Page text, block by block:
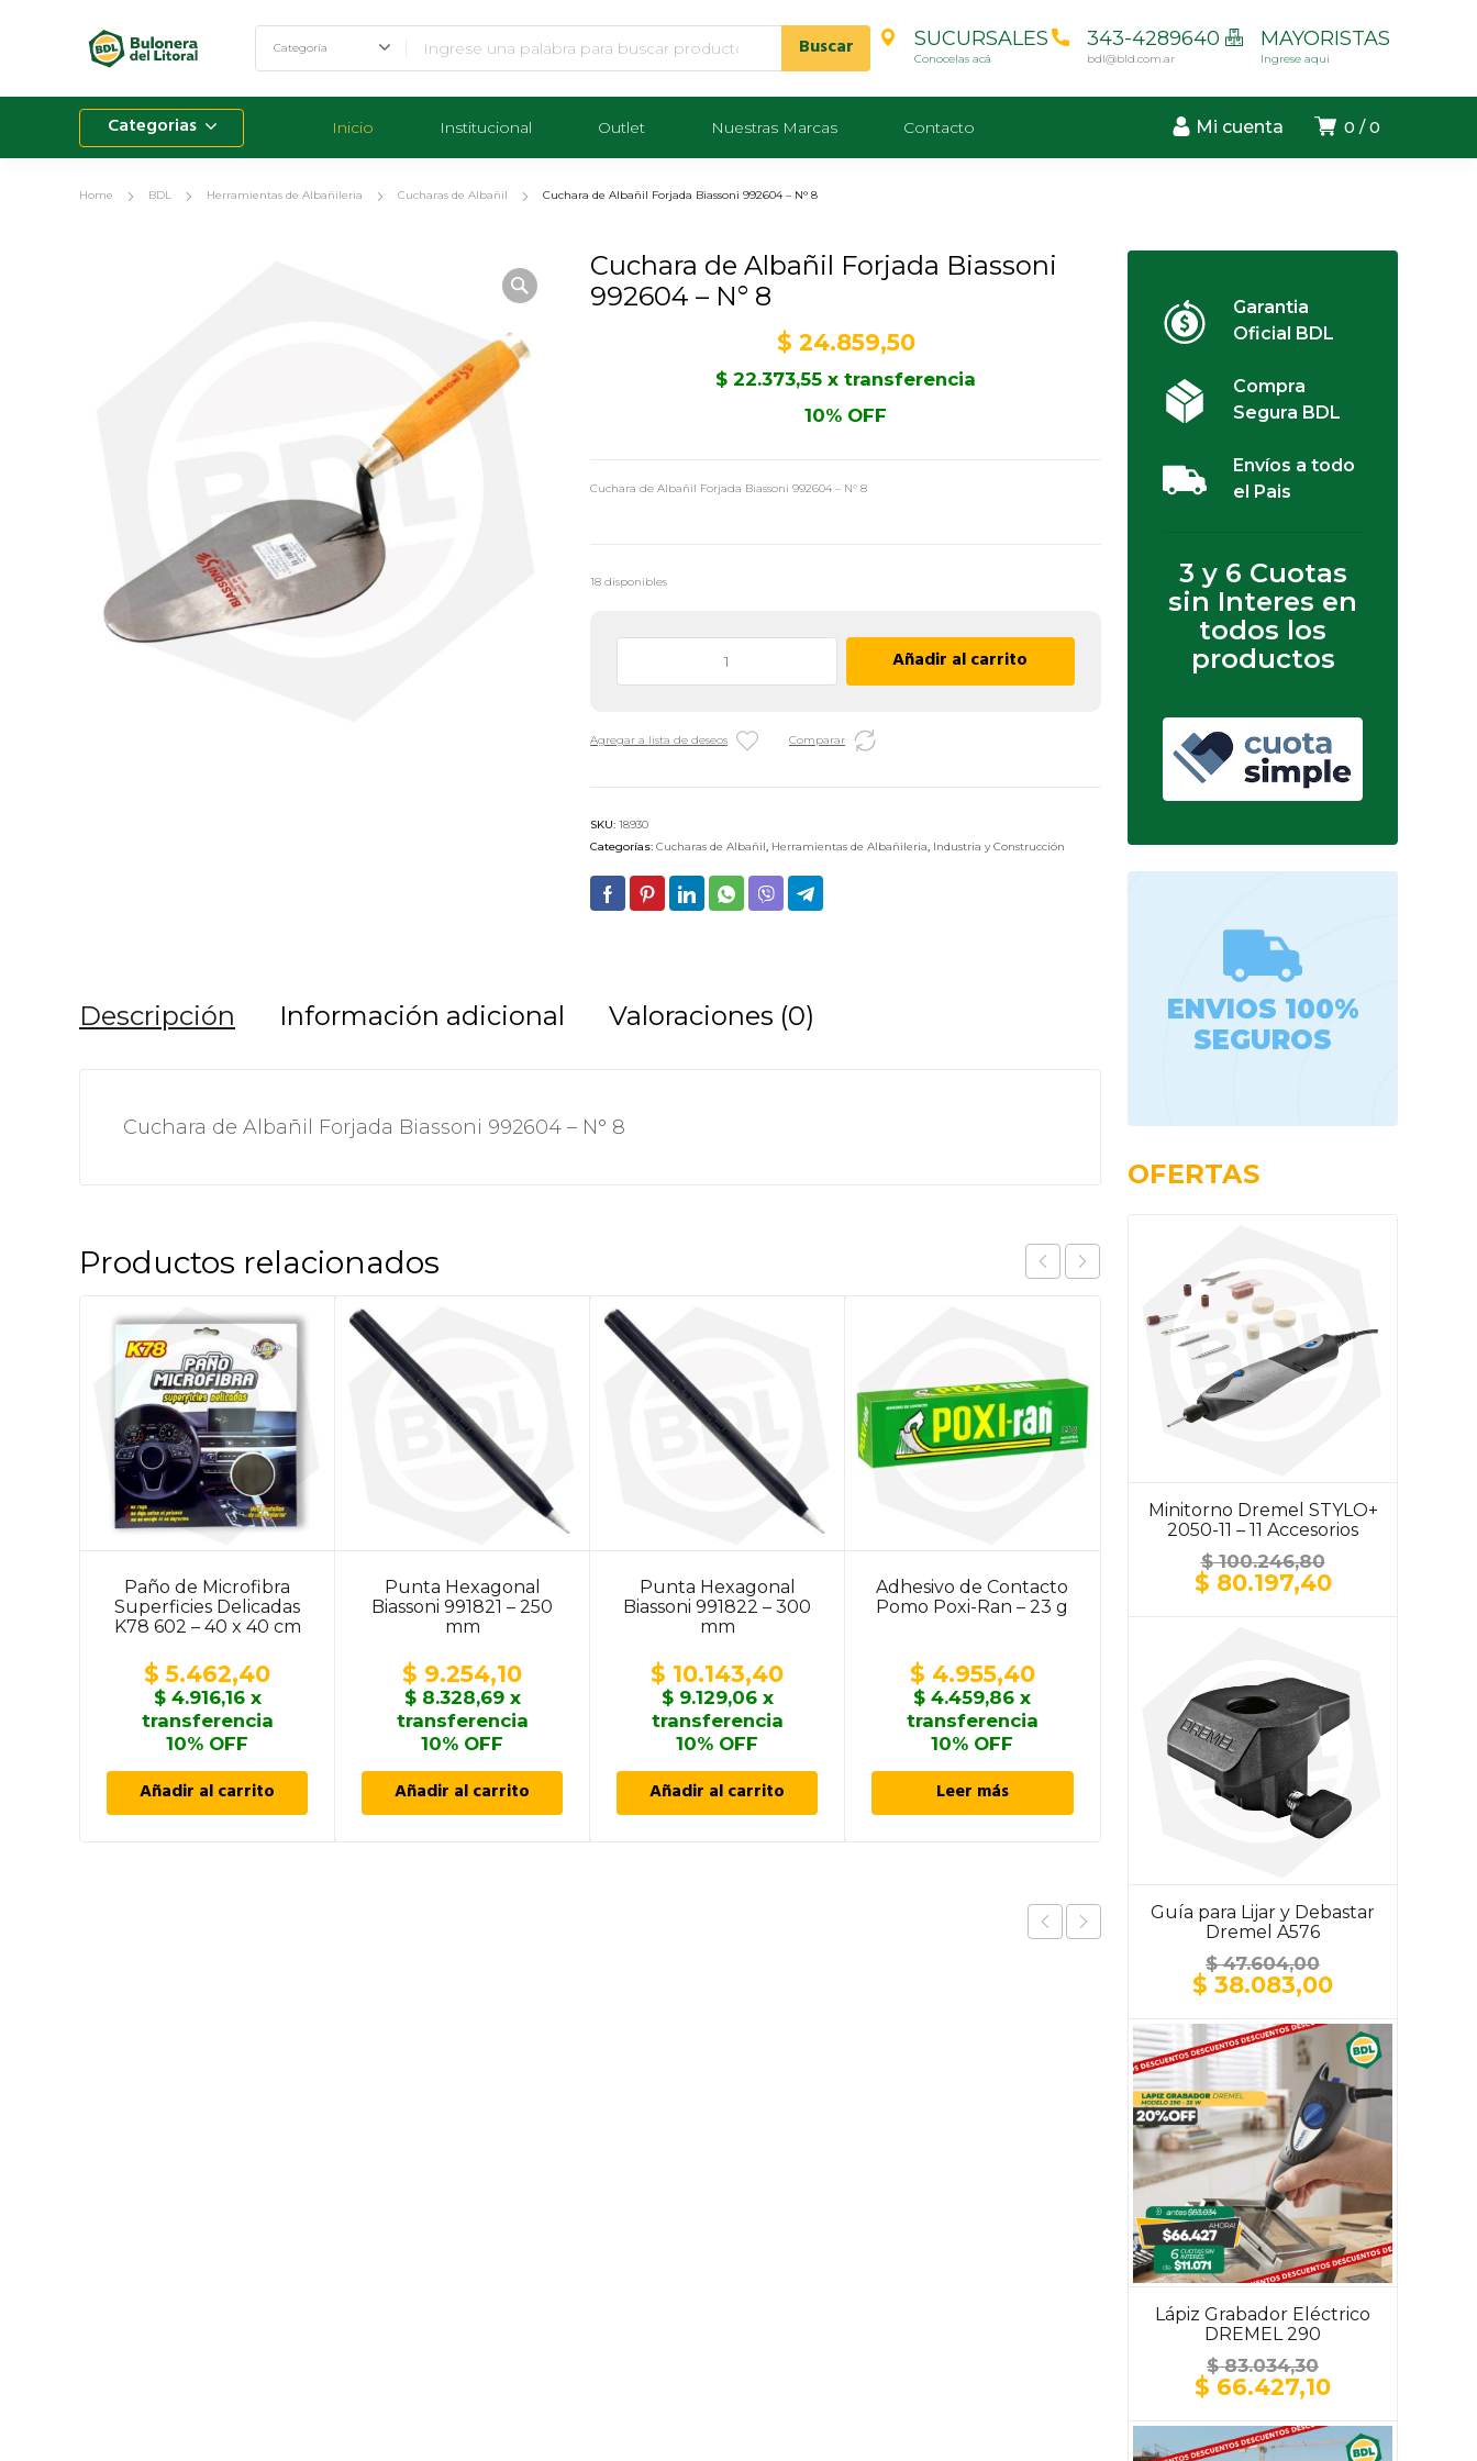
SUCURSALES
Conocelas acá
343-4289640
bdl@bld.com.ar
MAYORISTAS
Ingrese aqui
0 0
Mi cuenta
Categorias Inicio Institucional Outlet Nuestras Marcas Contacto
Home BDL Herramientas de Albañileria Cucharas de Albañil Cuchara de Albañil Forjada Biassoni 992604 – N° 8
Cuchara de Albañil Forjada Biassoni
992604 – N° 8
$ 24.859,50
$ 22.373,55 x transferencia
10% OFF
Cuchara de Albañil Forjada Biassoni 992604 – N° 8
18 disponibles
Biassoni
N°
8
Añadir al carrito
Agregar a lista de deseos Comparar
SKU: 18930
Categorías: Cucharas de Albañil, Herramientas de Albañileria, Industria y Construcción
Descripción Información adicional Valoraciones (0)
Cuchara de Albañil Forjada Biassoni 992604 – N° 8
Productos relacionados
Paño de Microfibra
Superficies Delicadas
K78 602 – 40 x 40 cm
$ 5.462,40
$4.916,16x
transferencia
10% OFF
Añadir al carrito
Punta Hexagonal
Biassoni 991821 – 250
mm
$ 9.254,10
$8.328,69x
transferencia
10% OFF
Añadir al carrito
Punta Hexagonal
Biassoni 991822 – 300
mm
$ 10.143,40
$9.129,06x
transferencia
10% OFF
Añadir al carrito
Adhesivo de Contacto
Pomo Poxi-Ran – 23 g
$ 4.955,40
$ 4.459,86 x
transferencia
10% OFF
Leer más
Paño de Microfibra
9.812,10
8.830,89x
transferencia
10% OFF
Añadir al carrito
Garantia
Oficial BDL
Compra
Segura BDL
Envíos a todo
el Pais
3 y 6 Cuotas
sin Interes en
todos los
productos
ENVIOS 100%
SEGUROS
OFERTAS
Minitorno Dremel STYLO+
2050-11 – 11 Accesorios
$100.246,80
El
precio
$ 80.197,40El
Guía para Lijar y Debastar
Dremel A576
$47.604,00
El
precio
original
era:
$ 47.604,00.
$ 38.083,00El
actual
es:
$
Lápiz Grabador Eléctrico
DREMEL 290
$83.034,30
El
precio
original
era:
$ 66.427,10El
actual
es: